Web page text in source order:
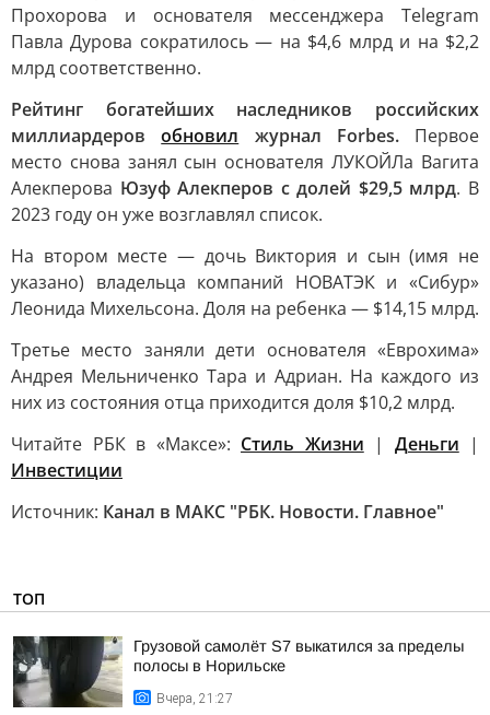
Прохорова и основателя мессенджера Telegram
Павла Дурова сократилось — на $4,6 млрд и на $2,2
млрд соответственно.
Рейтинг богатейших наследников российских
миллиардеровобновил журнал Forbes.Первое
место снова занял сын основателя ЛУКОЙЛа Вагита
Алекперова Юзуф Алекперов с долей $29,5 млрд. В
2023 году он уже возглавлял список.
На втором месте — дочь Виктория и сын (имя не
указано) владельца компаний НОВАТЭК и «Сибур»
Леонида Михельсона. Доля на ребенка — $14,15 млрд.
Третье место заняли дети основателя «Еврохима»
Андрея Мельниченко Тара и Адриан. На каждого из
них из состояния отца приходится доля $10,2 млрд.
Читайте РБК в «Максе»: Стиль Жизни | Деньги |
Инвестиции
Источник: Канал в МАКС "РБК. Новости. Главное"
ТОП
Грузовой самолёт S7 выкатился за пределы
полосы в Норильске
Вчера, 21:27